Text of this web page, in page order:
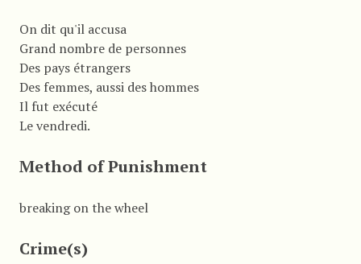
On dit qu'il accusa
Grand nombre de personnes
Des pays étrangers
Des femmes, aussi des hommes
Il fut exécuté
Le vendredi.
Method of Punishment
breaking on the wheel
Crime(s)